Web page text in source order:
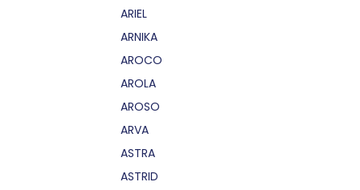
ARIEL
ARNIKA
AROCO
AROLA
AROSO
ARVA
ASTRA
ASTRID